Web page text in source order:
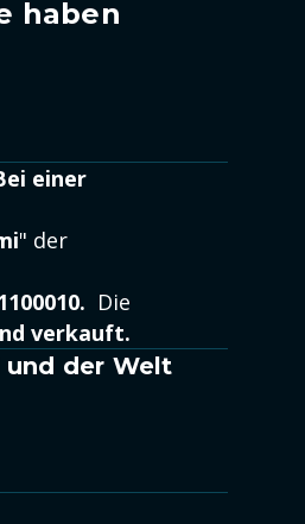
haben
einer
" der
Die
verkauft.
der Welt